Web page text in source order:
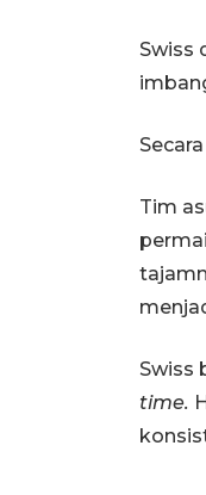
Swiss
Tim
Swiss
time.